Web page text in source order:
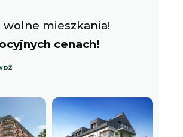
wolne mieszkania!
cenach!